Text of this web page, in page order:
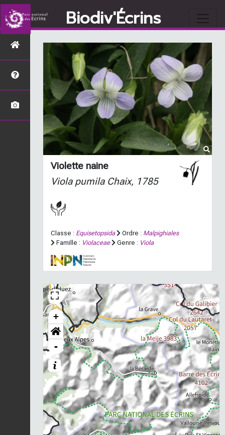
Biodiv'Écrins
Violette naine
Viola pumilaChaix, 1785
Classe : Equisetopsida Ordre : Malpighiales
Famille : Violaceae Genre : Viola
+
-